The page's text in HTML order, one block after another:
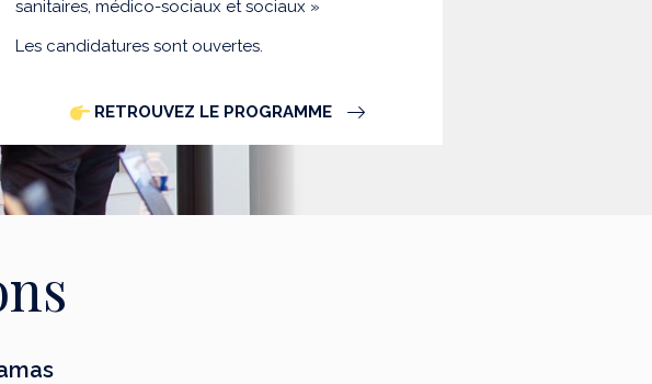
sanitaires, médico-sociaux et sociaux »
Les candidatures sont ouvertes.
RETROUVEZ LE PROGRAMME